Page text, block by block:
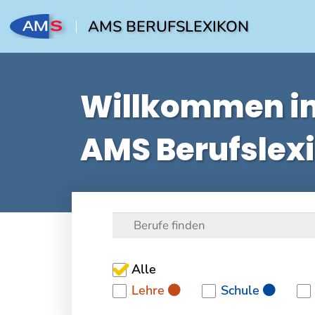
AMS BERUFSLEXIKON
Willkommen
AMS
Alle
Lehre
Schule